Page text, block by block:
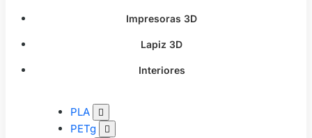
Impresoras 3D
Lapiz 3D
Interiores
PLA 
PETg 